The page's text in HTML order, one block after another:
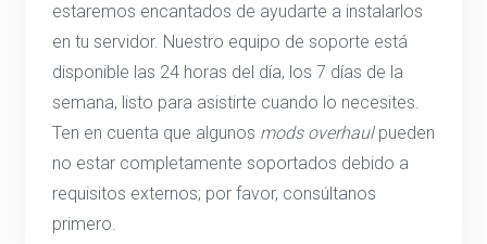
estaremos encantados de ayudarte a instalarlos
en tu servidor. Nuestro equipo de soporte está
disponible las 24 horas del día, los 7 días de la
semana, listo para asistirte cuando lo necesites.
Ten en cuenta que algunos mods overhaulpueden
no estar completamente soportados debido a
requisitos externos; por favor, consúltanos
primero.